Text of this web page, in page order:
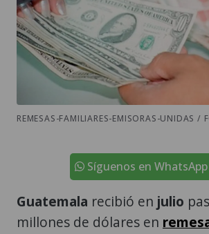
REMESAS-FAMILIARES-EMISORAS-UNIDAS /
Síguenos en WhatsApp
Guatemala recibió en julio
millones de dólares en